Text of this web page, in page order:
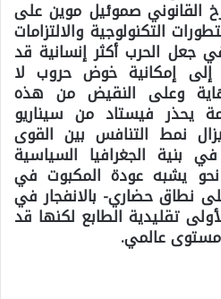
القانوني صموئيل موين على
التكنولوجية والالتزامات
جعل الحرب أكثر إنسانية قد
إمكانية خوض حروب لا
وعلى النقيض من هذه
يحذر فيستاد من سيناريو
نمط التنافس بين القوى
بنية الجغرافيا السياسية
يشبه عودة المكبوت في
نطاق حضاري- بالانفجار في
تقليدية الطابع لكنها قد
عالمي.